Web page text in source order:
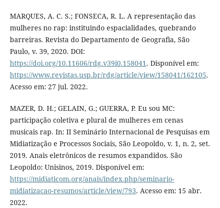
MARQUES, A. C. S.; FONSECA, R. L. A representação das
mulheres no rap: instituindo espacialidades, quebrando
barreiras. Revista do Departamento de Geografia, São
Paulo, v. 39, 2020. DOI:
https://doi.org/10.11606/rdg.v39i0.158041. Disponível em:
https://www.revistas.usp.br/rdg/article/view/158041/162105.
Acesso em: 27 jul. 2022.
MAZER, D. H.; GELAIN, G.; GUERRA, P. Eu sou MC:
participação coletiva e plural de mulheres em cenas
musicais rap. In: II Seminário Internacional de Pesquisas em
Midiatização e Processos Sociais, São Leopoldo, v. 1, n. 2, set.
2019. Anais eletrônicos de resumos expandidos. São
Leopoldo: Unisinos, 2019. Disponível em:
https://midiaticom.org/anais/index.php/seminario-
midiatizacao-resumos/article/view/793. Acesso em: 15 abr.
2022.